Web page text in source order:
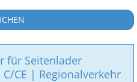
für Seitenlader
CE | Regionalverkehr